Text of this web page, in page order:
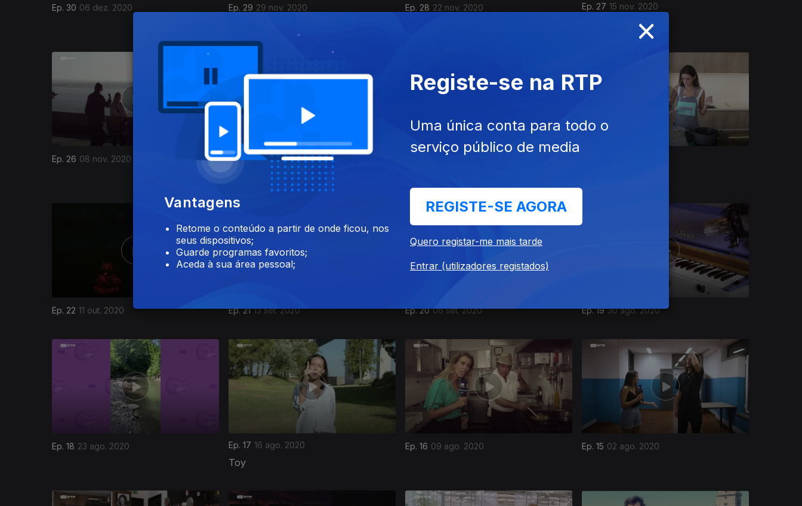
Ep. 30 06 dez. 2020 Ep. 29 29 nov. 2020 Ep. 28 22 nov. 2020 Ep. 27 15 nov. 2020
Dino D´ Santiago
Ep. 26 08 nov. 2020 Ep. 25 01 nov. 2020
Ep. 22 11 out. 2020 Ep. 21 13 set. 2020 Ep. 20 06 set. 2020 Ep. 19 30 ago. 2020
Ep. 18 23 ago. 2020 Ep. 17 16 ago. 2020
Toy
Ep. 16 09 ago. 2020 Ep. 15 02 ago. 2020
486709
×
Vantagens
Retome o conteúdo a partir de onde ficou, nos
seus dispositivos;
Guarde programas favoritos;
Aceda à sua área pessoal;
Registe-se na RTP
Uma única conta para todo o
serviço público de media
REGISTE-SE AGORA
Quero registar-me mais tarde
Entrar (utilizadores registados)